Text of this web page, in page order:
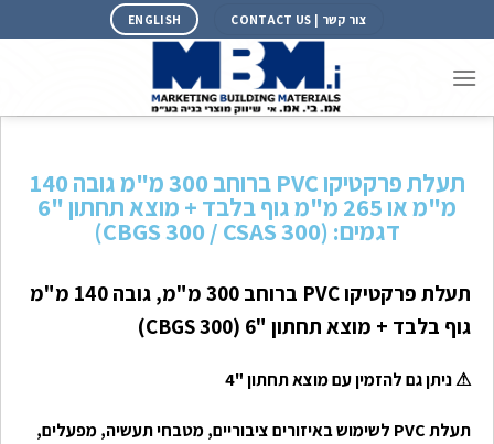
צור קשר | CONTACT US ENGLISH
תעלת פרקטיקו PVC ברוחב 300 מ"מ גובה 140
מ"מ או 265 מ"מ גוף בלבד + מוצא תחתון "6
דגמים: (CBGS 300 / CSAS 300)
תעלת פרקטיקו PVC ברוחב 300 מ"מ, גובה 140 מ"מ
גוף בלבד + מוצא תחתון "6 (CBGS 300)
⚠ניתן גם להזמין עם מוצא תחתון "4
תעלת PVC לשימוש באיזורים ציבוריים, מטבחי תעשיה, מפעלים,